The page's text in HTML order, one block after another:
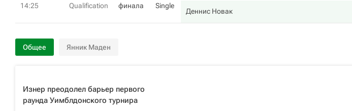
14:25
Qualification
финала
Single
Деннис Новак
Общее Янник Маден
Изнер преодолел барьер первого
раунда Уимблдонского турнира